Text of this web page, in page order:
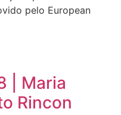
pelo European
| Maria
Rincon